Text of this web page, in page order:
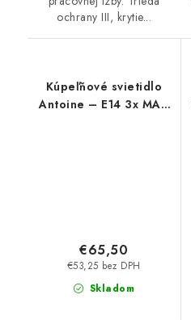
ochrany III, krytie...
Kúpeľňové svietidlo
Antoine – E14 3x MAX
Skladom
€53,25 bez DPH
€65,50